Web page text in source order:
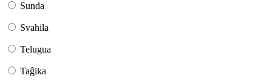
Sunda
Svahila
Telugua
Taĝika